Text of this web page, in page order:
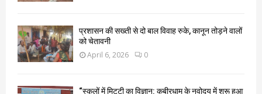
प्रशासन की सख्ती से दो बाल विवाह रुके, कानून तोड़ने वालों
को चेतावनी
April 6, 2026 0
“स्कूलों में मिट्टी का विज्ञान: कबीरधाम के नवोदय में शुरू हुआ